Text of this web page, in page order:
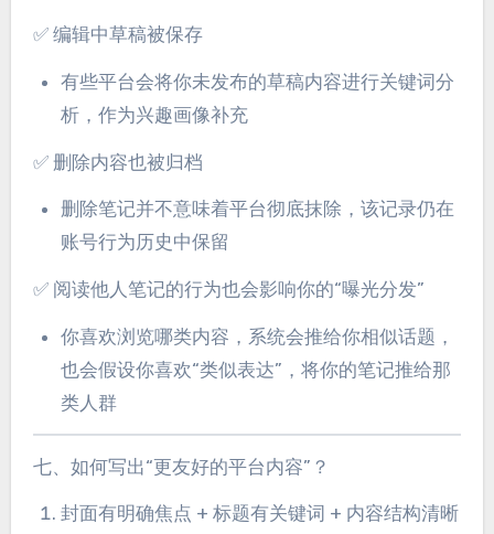
✅ 编辑中草稿被保存
有些平台会将你未发布的草稿内容进行关键词分
析，作为兴趣画像补充
✅ 删除内容也被归档
删除笔记并不意味着平台彻底抹除，该记录仍在
账号行为历史中保留
✅ 阅读他人笔记的行为也会影响你的“曝光分发”
你喜欢浏览哪类内容，系统会推给你相似话题，
也会假设你喜欢“类似表达”，将你的笔记推给那
类人群
七、如何写出“更友好的平台内容”？
封面有明确焦点 + 标题有关键词 + 内容结构清晰